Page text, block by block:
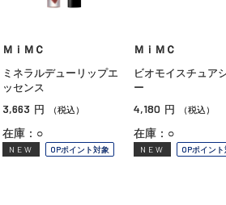
ＭｉＭＣ
ミネラルデューリップエ
ッセンス
3,663 円 （税込）
在庫：○
NEW OPポイント対象
ＭｉＭＣ
ビオモイスチュア
ー
4,180 円 （税込）
在庫：○
NEW OPポイン